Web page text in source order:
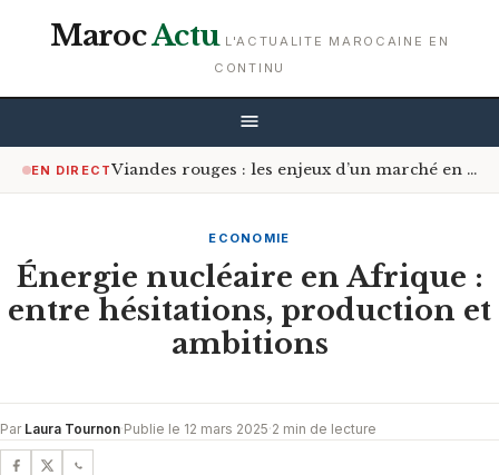
MarocActu L'ACTUALITE MAROCAINE EN
CONTINU
EN DIRECT Viandes rouges : les enjeux d’un marché en constante tension
ECONOMIE
Énergie nucléaire en Afrique :
entre hésitations, production et
ambitions
Par Laura Tournon·Publie le 12 mars 2025·2 min de lecture